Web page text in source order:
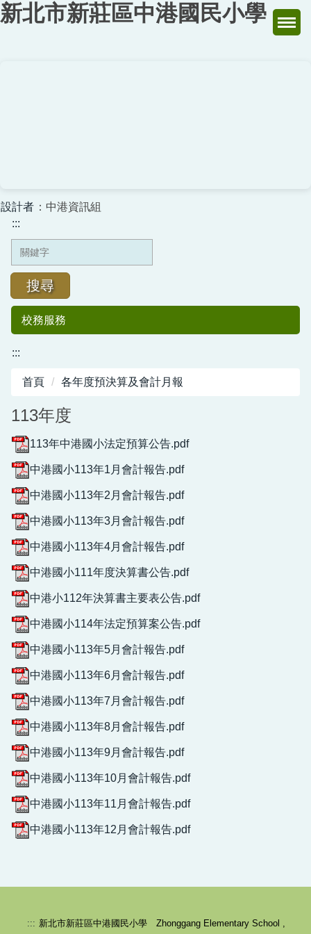
跳
到
新北市新莊區中港國民小學
設計者 ：中港資訊組
:::
搜尋
校務服務
週年紀念專刊
:::
首頁 各年度預決算及會計月報
113年度
113年中港國小法定預算公告.pdf
中港國小113年1月會計報告.pdf
中港國小113年2月會計報告.pdf
中港國小113年3月會計報告.pdf
中港國小113年4月會計報告.pdf
中港國小111年度決算書公告.pdf
中港小112年決算書主要表公告.pdf
中港國小114年法定預算案公告.pdf
中港國小113年5月會計報告.pdf
中港國小113年6月會計報告.pdf
中港國小113年7月會計報告.pdf
中港國小113年8月會計報告.pdf
中港國小113年9月會計報告.pdf
中港國小113年10月會計報告.pdf
中港國小113年11月會計報告.pdf
中港國小113年12月會計報告.pdf
::: 新北市新莊區中港國民小學 Zhonggang Elementary School ,